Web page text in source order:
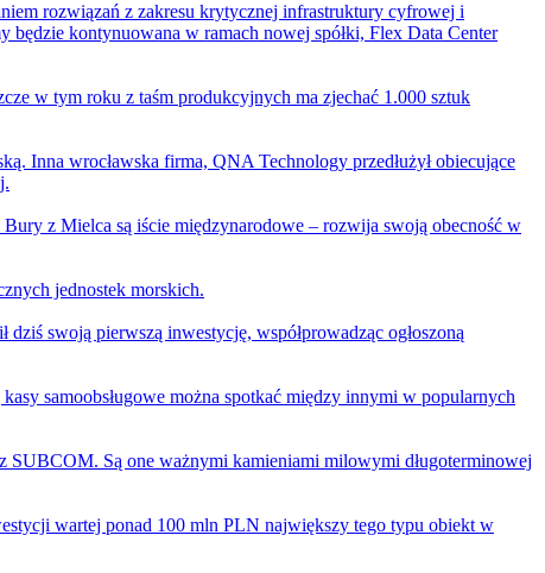
rozwiązań z zakresu krytycznej infrastruktury cyfrowej i
kontynuowana w ramach nowej spółki, Flex Data Center
w tym roku z taśm produkcyjnych ma zjechać 1.000 sztuk
Inna wrocławska firma, QNA Technology przedłużył obiecujące
z Mielca są iście międzynarodowe – rozwija swoją obecność w
jednostek morskich.
swoją pierwszą inwestycję, współprowadząc ogłoszoną
samoobsługowe można spotkać między innymi w popularnych
SUBCOM. Są one ważnymi kamieniami milowymi długoterminowej
wartej ponad 100 mln PLN największy tego typu obiekt w